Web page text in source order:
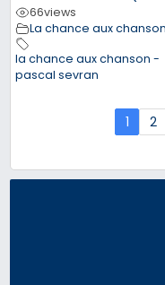
66views
La chance aux
la chance aux chanson -
pascal sevran
1 2